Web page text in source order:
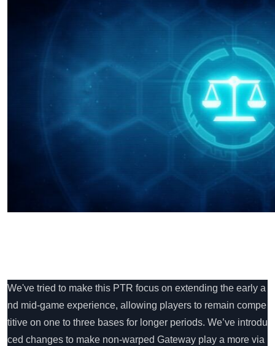
We've tried to make this PTR focus on extending the early a
nd mid-game experience, allowing players to remain compe
titive on one to three bases for longer periods. We’ve introdu
ced changes to make non-warped Gateway play a more via